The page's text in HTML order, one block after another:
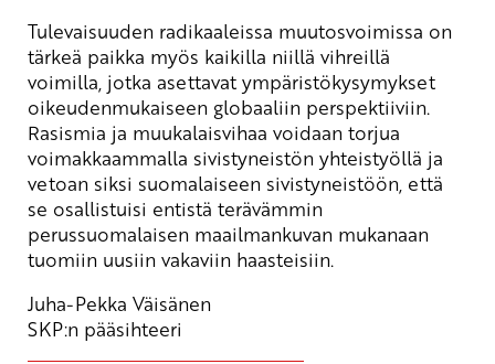
Tulevaisuuden radikaaleissa muutosvoimissa on
tärkeä paikka myös kaikilla niillä vihreillä
voimilla, jotka asettavat ympäristökysymykset
oikeudenmukaiseen globaaliin perspektiiviin.
Rasismia ja muukalaisvihaa voidaan torjua
voimakkaammalla sivistyneistön yhteistyöllä ja
vetoan siksi suomalaiseen sivistyneistöön, että
se osallistuisi entistä terävämmin
perussuomalaisen maailmankuvan mukanaan
tuomiin uusiin vakaviin haasteisiin.
Juha-Pekka Väisänen
SKP:n pääsihteeri